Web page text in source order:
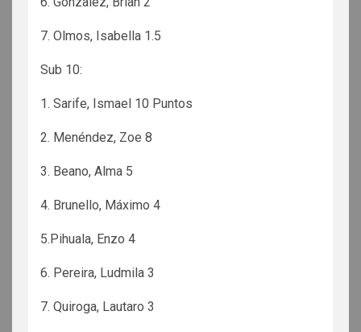
7. Olmos, Isabella 1.5
Sub 10:
1. Sarife, Ismael 10 Puntos
2. Menéndez, Zoe 8
3. Beano, Alma 5
4. Brunello, Máximo 4
5.Pihuala, Enzo 4
6. Pereira, Ludmila 3
7. Quiroga, Lautaro 3